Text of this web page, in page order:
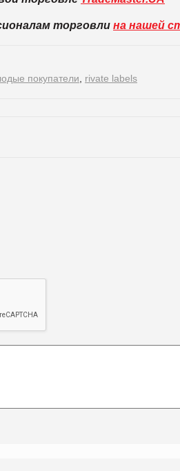
торговли на нашей
покупатели rivate labels